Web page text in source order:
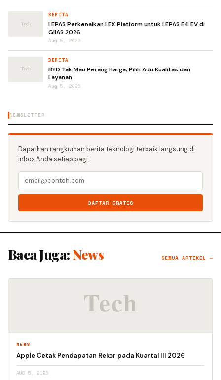
BERITA
LEPAS Perkenalkan LEX Platform untuk LEPAS E4 EV di
GIIAS 2026
Aug 5, 2026
BERITA
BYD Tak Mau Perang Harga, Pilih Adu Kualitas dan
Layanan
Aug 5, 2026
NEWSLETTER
Dapatkan rangkuman berita teknologi terbaik langsung di
inbox Anda setiap pagi.
DAFTAR GRATIS
Baca Juga: News SEMUA ARTIKEL →
NEWS
Apple Cetak Pendapatan Rekor pada Kuartal III 2026
AUG 5, 2026